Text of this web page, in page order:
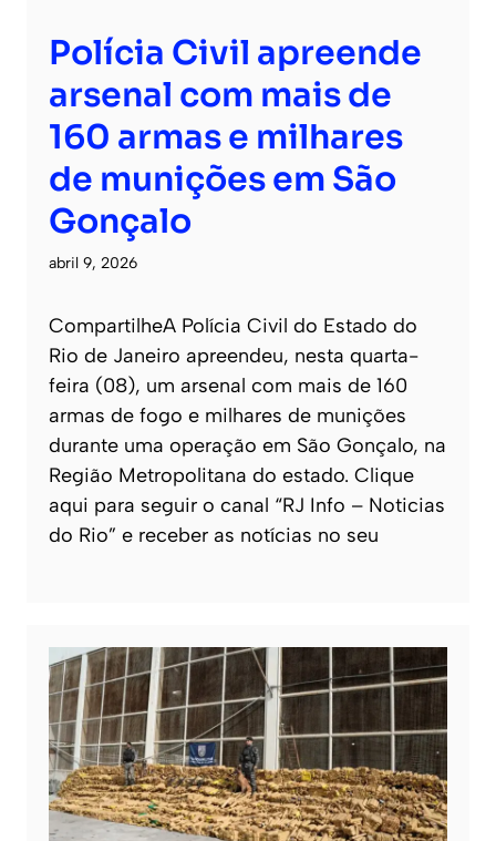
Polícia Civil apreende
arsenal com mais de
160 armas e milhares
de munições em São
Gonçalo
abril 9, 2026
CompartilheA Polícia Civil do Estado do
Rio de Janeiro apreendeu, nesta quarta-
feira (08), um arsenal com mais de 160
armas de fogo e milhares de munições
durante uma operação em São Gonçalo, na
Região Metropolitana do estado. Clique
aqui para seguir o canal “RJ Info – Noticias
do Rio” e receber as notícias no seu